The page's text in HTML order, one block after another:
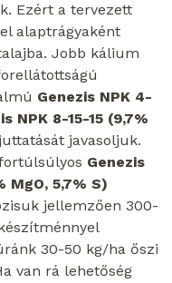
Ezért a tervezett
alaptrágyaként
Jobb kálium
Genezis NPK 4-
NPK 8-15-15 (9,7%
javasoljuk.
Genezis
MgO, 5,7% S)
jellemzően 300-
30-50 kg/ha őszi
van rá lehetőség